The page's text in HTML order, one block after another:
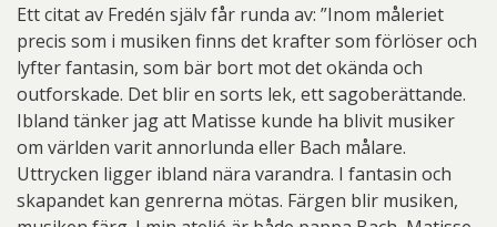
Ett citat av Fredén själv får runda av: ”Inom måleriet
precis som i musiken finns det krafter som förlöser och
lyfter fantasin, som bär bort mot det okända och
outforskade. Det blir en sorts lek, ett sagoberättande.
Ibland tänker jag att Matisse kunde ha blivit musiker
om världen varit annorlunda eller Bach målare.
Uttrycken ligger ibland nära varandra. I fantasin och
skapandet kan genrerna mötas. Färgen blir musiken,